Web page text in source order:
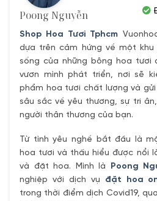
Poong Nguyễn
Shop Hoa Tươi Tphcm
dựa trên cảm hứng về một
sống của những bông hoa tươi
vươn mình phát triển, nơi sẽ
phẩm hoa tươi chất lượng và
sâu sắc về yêu thương, sự tri
người thân thương của bạn.
Từ tình yêu nghề bắt đầu là
hoa tươi và thấu hiểu được nổi
và đặt hoa. Mình là
Poong
nghiệp với dịch vụ đặt hoa
trong thời điểm dịch Covid19,